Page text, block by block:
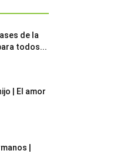
de la
todos...
| El amor
|